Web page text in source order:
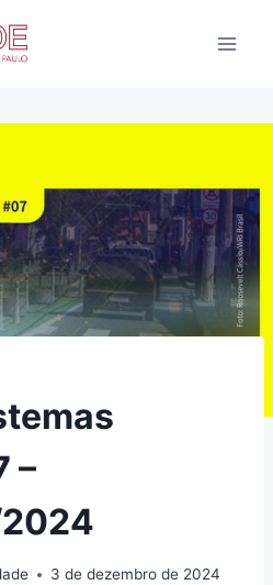
–
3 de dezembro de 2024